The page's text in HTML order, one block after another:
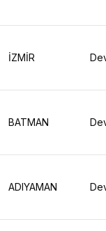
İZMİR
BATMAN
ADIYAMAN